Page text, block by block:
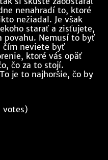
nenahradí to, ktoré
nežiadal. Je však
starať a zisťujete,
povahu. Nemusí to byť
čím neviete byť
ktoré vás opäť
čo za to stojí.
je to najhoršie, čo by